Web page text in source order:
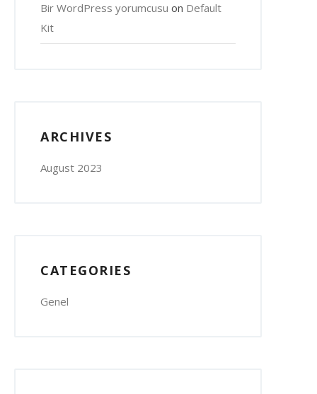
Bir WordPress yorumcusu on Default
Kit
ARCHIVES
August 2023
CATEGORIES
Genel